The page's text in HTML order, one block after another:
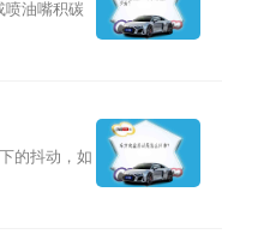
喷油嘴积碳
的抖动，如